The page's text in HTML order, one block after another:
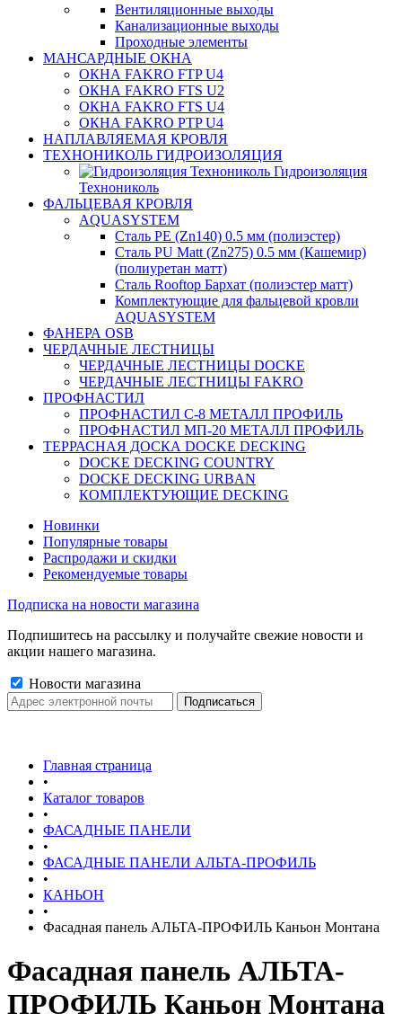
Вентиляционные выходы
Канализационные выходы
Проходные элементы
МАНСАРДНЫЕ ОКНА
ОКНА FAKRO FTP U4
ОКНА FAKRO FTS U2
ОКНА FAKRO FTS U4
ОКНА FAKRO PTP U4
НАПЛАВЛЯЕМАЯ КРОВЛЯ
ТЕХНОНИКОЛЬ ГИДРОИЗОЛЯЦИЯ
Гидроизоляция
Технониколь
ФАЛЬЦЕВАЯ КРОВЛЯ
AQUASYSTEM
Сталь PE (Zn140) 0.5 мм (полиэстер)
Сталь PU Matt (Zn275) 0.5 мм (Кашемир)
(полиуретан матт)
Сталь Rooftop Бархат (полиэстер матт)
Комплектующие для фальцевой кровли
AQUASYSTEM
ФАНЕРА OSB
ЧЕРДАЧНЫЕ ЛЕСТНИЦЫ
ЧЕРДАЧНЫЕ ЛЕСТНИЦЫ DOCKE
ЧЕРДАЧНЫЕ ЛЕСТНИЦЫ FAKRO
ПРОФНАСТИЛ
ПРОФНАСТИЛ C-8 МЕТАЛЛ ПРОФИЛЬ
ПРОФНАСТИЛ МП-20 МЕТАЛЛ ПРОФИЛЬ
ТЕРРАСНАЯ ДОСКА DOCKE DECKING
DOCKE DECKING COUNTRY
DOCKE DECKING URBAN
КОМПЛЕКТУЮЩИЕ DECKING
Новинки
Популярные товары
Распродажи и скидки
Рекомендуемые товары
Подписка на новости магазина
Подпишитесь на рассылку и получайте свежие новости и
акции нашего магазина.
Новости магазина
Главная страница
•
Каталог товаров
•
ФАСАДНЫЕ ПАНЕЛИ
•
ФАСАДНЫЕ ПАНЕЛИ АЛЬТА-ПРОФИЛЬ
•
КАНЬОН
•
Фасадная панель АЛЬТА-ПРОФИЛЬ Каньон Монтана
Фасадная панель АЛЬТА-
ПРОФИЛЬ Каньон Монтана